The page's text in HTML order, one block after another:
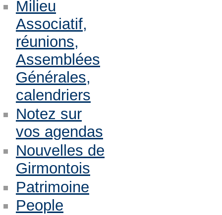
Milieu
Associatif,
réunions,
Assemblées
Générales,
calendriers
Notez sur
vos agendas
Nouvelles de
Girmontois
Patrimoine
People